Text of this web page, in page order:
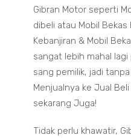
Gibran Motor seperti
dibeli atau Mobil Bekas
Kebanjiran & Mobil
sangat lebih mahal
sang pemilik, jadi
Menjualnya ke Jual
sekarang Juga!
Tidak perlu khawatir,